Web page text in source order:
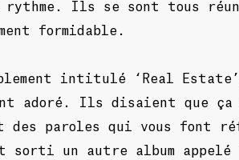
Ils se sont tous
formidable.
intitulé ‘Real
adoré. Ils disaient que ça
des paroles qui vous font
un autre album appelé